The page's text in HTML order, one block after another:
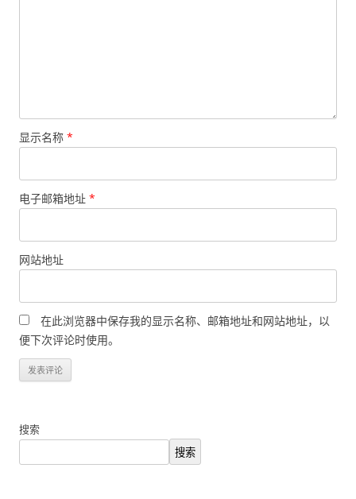
显示名称 *
电子邮箱地址 *
网站地址
在此浏览器中保存我的显示名称、邮箱地址和网站地址，以
便下次评论时使用。
搜索
搜索